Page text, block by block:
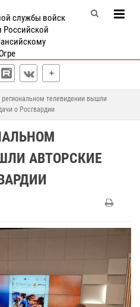
службы войск
Российской
региональном телевидении вышли
о Росгвардии
АВТОРСКИЕ